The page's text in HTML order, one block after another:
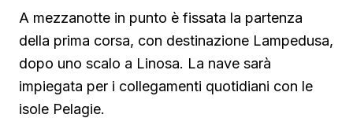
A mezzanotte in punto è fissata la partenza
della prima corsa, con destinazione Lampedusa,
dopo uno scalo a Linosa. La nave sarà
impiegata per i collegamenti quotidiani con le
isole Pelagie.